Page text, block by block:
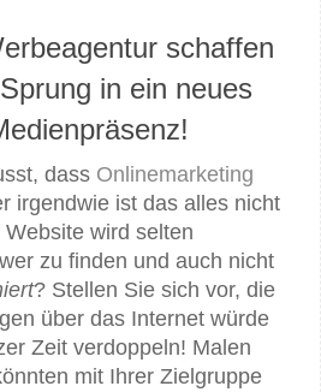
schaffen
in ein neues
dass Onlinemarketing
irgendwie ist das alles nicht
wird selten
zu finden und auch nicht
? Stellen Sie sich vor, die
über das Internet würde
Zeit verdoppeln! Malen
mit Ihrer Zielgruppe